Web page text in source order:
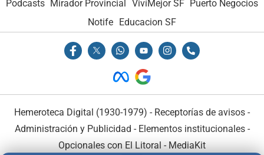
Podcasts Mirador Provincial VivíMejor SF Puerto Negocios
Notife Educacion SF
Hemeroteca Digital (1930-1979) - Receptorías de avisos -
Administración y Publicidad - Elementos institucionales-
Opcionales con El Litoral - MediaKit